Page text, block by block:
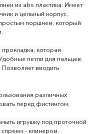
из abs пластика. Имеет
и цельный корпус,
поршнем, который
которая
петли для пальцев,
вводить
различных
перед фистингом,
игрушку под проточной
- клинером.